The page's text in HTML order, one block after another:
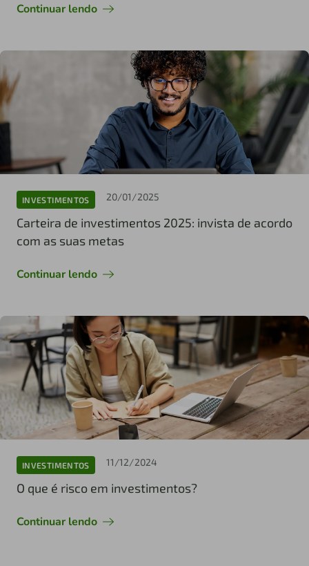
Continuar lendo
INVESTIMENTOS 20/01/2025
Carteira de investimentos 2025: invista de acordo
com as suas metas
Continuar lendo
INVESTIMENTOS 11/12/2024
O que é risco em investimentos?
Continuar lendo